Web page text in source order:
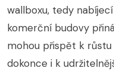
wallboxu, tedy
komerční budovy
mohou přispět k růstu
dokonce i k